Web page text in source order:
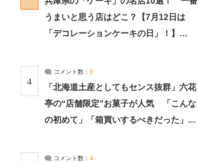
うまいと思う店はどこ？【7月12日は
「デコレーションケーキの日」！】
4
コメント数： 5
「北海道土産としてもセンス抜群」六花
亭の“店舗限定”お菓子が人気 「こんな
の初めて」「箱買いするべきだった」
コメント数： 4